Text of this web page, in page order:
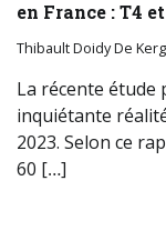
en France : T4
Thibault Doidy De
La récente étude
inquiétante
2023. Selon ce
60 […]